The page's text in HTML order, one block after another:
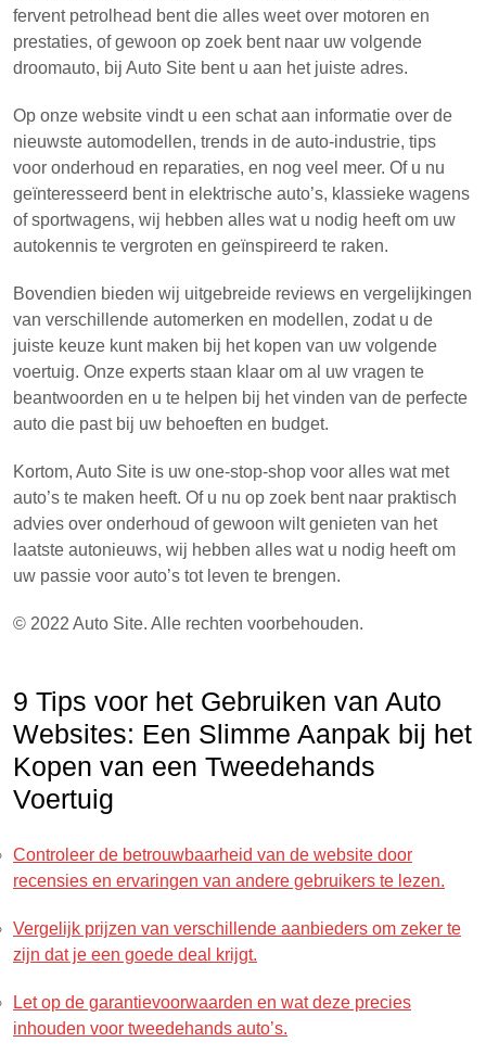
fervent petrolhead bent die alles weet over motoren en
prestaties, of gewoon op zoek bent naar uw volgende
droomauto, bij Auto Site bent u aan het juiste adres.
Op onze website vindt u een schat aan informatie over de
nieuwste automodellen, trends in de auto-industrie, tips
voor onderhoud en reparaties, en nog veel meer. Of u nu
geïnteresseerd bent in elektrische auto’s, klassieke wagens
of sportwagens, wij hebben alles wat u nodig heeft om uw
autokennis te vergroten en geïnspireerd te raken.
Bovendien bieden wij uitgebreide reviews en vergelijkingen
van verschillende automerken en modellen, zodat u de
juiste keuze kunt maken bij het kopen van uw volgende
voertuig. Onze experts staan klaar om al uw vragen te
beantwoorden en u te helpen bij het vinden van de perfecte
auto die past bij uw behoeften en budget.
Kortom, Auto Site is uw one-stop-shop voor alles wat met
auto’s te maken heeft. Of u nu op zoek bent naar praktisch
advies over onderhoud of gewoon wilt genieten van het
laatste autonieuws, wij hebben alles wat u nodig heeft om
uw passie voor auto’s tot leven te brengen.
© 2022 Auto Site. Alle rechten voorbehouden.
9 Tips voor het Gebruiken van Auto
Websites: Een Slimme Aanpak bij het
Kopen van een Tweedehands
Voertuig
Controleer de betrouwbaarheid van de website door
recensies en ervaringen van andere gebruikers te lezen.
Vergelijk prijzen van verschillende aanbieders om zeker te
zijn dat je een goede deal krijgt.
Let op de garantievoorwaarden en wat deze precies
inhouden voor tweedehands auto’s.